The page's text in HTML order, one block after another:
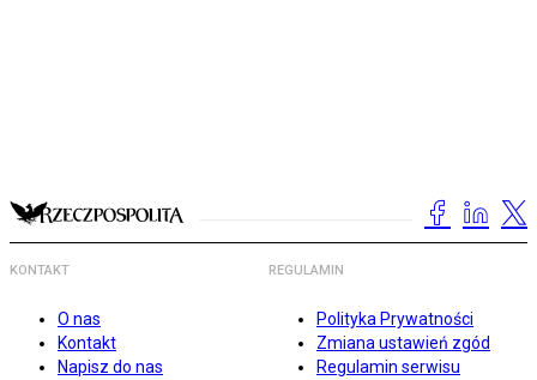
KONTAKT
O nas
Kontakt
Napisz do nas
REGULAMIN
Polityka Prywatności
Zmiana ustawień zgód
Regulamin serwisu